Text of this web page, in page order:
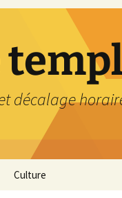
décalage
Culture